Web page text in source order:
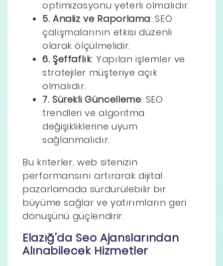
optimizasyonu yeterli olmalıdır.
5. Analiz ve Raporlama: SEO
çalışmalarının etkisi düzenli
olarak ölçülmelidir.
6. Şeffaflık: Yapılan işlemler ve
stratejiler müşteriye açık
olmalıdır.
7. Sürekli Güncelleme: SEO
trendleri ve algoritma
değişikliklerine uyum
sağlanmalıdır.
Bu kriterler, web sitenizin
performansını artırarak dijital
pazarlamada sürdürülebilir bir
büyüme sağlar ve yatırımların geri
dönüşünü güçlendirir.
Elazığ'da Seo Ajanslarından
Alınabilecek Hizmetler